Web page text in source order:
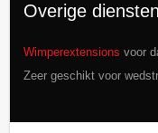
Overige
Wimperextensions voor
Zeer geschikt voor